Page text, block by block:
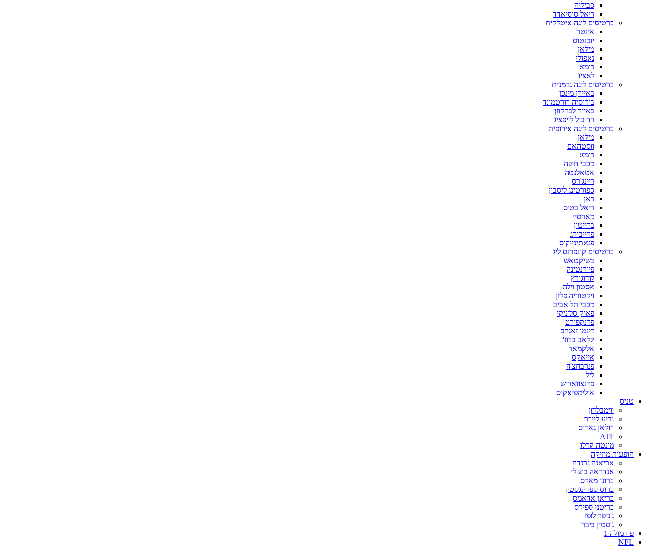
סביליה
ריאל סוסיאדד
כרטיסים ליגה איטלקית
אינטר
יובנטוס
מילאן
נאפולי
רומא
לאציו
כרטיסים ליגה גרמנית
באיירן מינכן
בורוסיה דורטמונד
באייר לברקוזן
רד בול לייפציג
כרטיסים ליגה אירופית
מילאן
ווסטהאם
רומא
מכבי חיפה
אטאלנטה
ריינג'רס
ספורטינג ליסבון
ראן
ריאל בטיס
מארסיי
ברייטון
פרייבורג
פנאתינייקוס
כרטיסים קונפרנס ליג
בשיקטאש
פיורנטינה
לודוגורץ
אסטון וילה
ויקטוריה פלזן
מכבי תל אביב
פאוק סלוניקי
פרנקפורט
דינמו זאגרב
קלאב ברוז'
אלקמאר
אייאקס
פנרבחצ'ה
ליל
פרנצווארוש
אולימפיאקוס
טניס
ווימבלדון
גביע לייבר
רולאן גארוס
ATP
מונטה קרלו
הופעות מוזיקה
אריאנה גרנדה
אנדראה בוצ'לי
ברונו מארס
ברוס ספרינגסטין
בריאן אדאמס
בריטני ספירס
ג'ניפר לופז
ג'סטין ביבר
פורמולה 1
NFL